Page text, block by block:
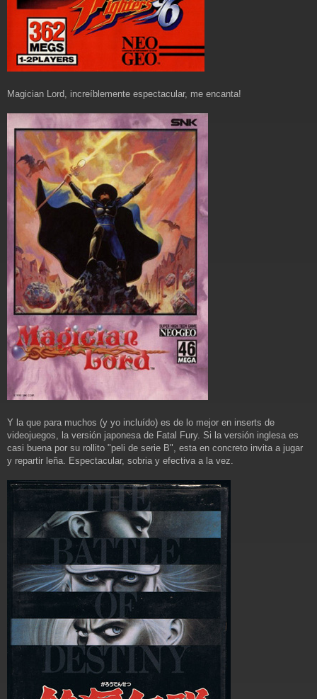
Magician Lord, increíblemente espectacular, me encanta!
Y la que para muchos (y yo incluído) es de lo mejor en inserts de
videojuegos, la versión japonesa de Fatal Fury. Si la versión inglesa es
casi buena por su rollito "peli de serie B", esta en concreto invita a jugar
y repartir leña. Espectacular, sobria y efectiva a la vez.